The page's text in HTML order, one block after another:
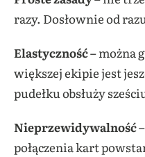
razy. Dosłownie od
Elastyczność –można
większej ekipie jest
pudełku obsłuży
Nieprzewidywalność –
połączenia kart